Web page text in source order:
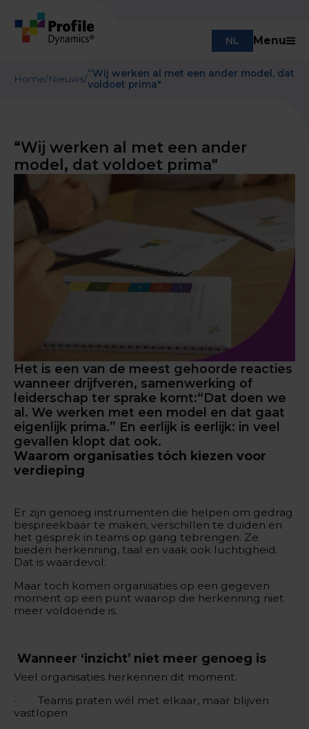
NL Menu
Home/Nieuws/“Wij werken al met een ander model, dat
voldoet prima"
“Wij werken al met een ander
model, dat voldoet prima"
Het is een van de meest gehoorde reacties
wanneer drijfveren, samenwerking of
leiderschap ter sprake komt:“Dat doen we
al. We werken met een model en dat gaat
eigenlijk prima.” En eerlijk is eerlijk: in veel
gevallen klopt dat ook.
Waarom organisaties tóch kiezen voor
verdieping
Er zijn genoeg instrumenten die helpen om gedrag
bespreekbaar te maken, verschillen te duiden en
het gesprek in teams op gang tebrengen. Ze
bieden herkenning, taal en vaak ook luchtigheid.
Dat is waardevol.
Maar toch komen organisaties op een gegeven
moment op een punt waarop die herkenning niet
meer voldoende is.
Wanneer ‘inzicht’ niet meer genoeg is
Veel organisaties herkennen dit moment:
· Teams praten wél met elkaar, maar blijven
vastlopen